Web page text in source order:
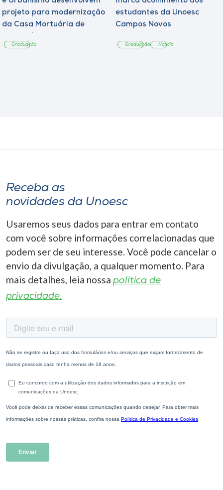
projeto para modernização
da Casa Mortuária de
Graduação
estudantes da Unoesc
Campos Novos
Graduação Notícia
Receba as
novidades da Unoesc
Usaremos seus dados para entrar em contato
com você sobre informações correlacionadas que
podem ser de seu interesse. Você pode cancelar o
envio da divulgação, a qualquer momento. Para
mais detalhes, leia nossa política de
privacidade.